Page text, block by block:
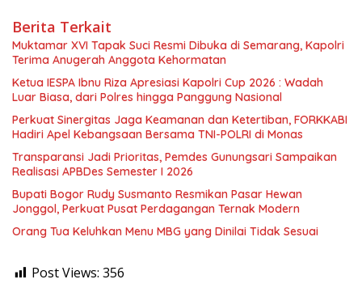
Berita Terkait
Muktamar XVI Tapak Suci Resmi Dibuka di Semarang, Kapolri
Terima Anugerah Anggota Kehormatan
Ketua IESPA Ibnu Riza Apresiasi Kapolri Cup 2026 : Wadah
Luar Biasa, dari Polres hingga Panggung Nasional
Perkuat Sinergitas Jaga Keamanan dan Ketertiban, FORKKABI
Hadiri Apel Kebangsaan Bersama TNI-POLRI di Monas
Transparansi Jadi Prioritas, Pemdes Gunungsari Sampaikan
Realisasi APBDes Semester I 2026
Bupati Bogor Rudy Susmanto Resmikan Pasar Hewan
Jonggol, Perkuat Pusat Perdagangan Ternak Modern
Orang Tua Keluhkan Menu MBG yang Dinilai Tidak Sesuai
Post Views: 356